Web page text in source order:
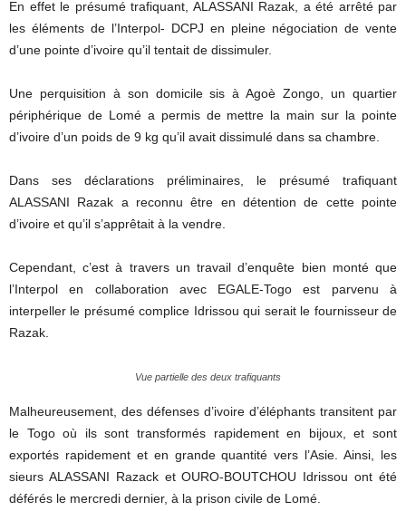
En effet le présumé trafiquant, ALASSANI Razak , a été arrêté par
les éléments de l’Interpol- DCPJ en pleine négociation de vente
d’une pointe d’ivoire qu’il tentait de dissimuler.
Une perquisition à son domicile sis àAgoè Zongo , un quartier
périphérique de Lomé a permis de mettre la main sur la pointe
d’ivoire d’un poids de 9 kg qu’il avait dissimulé dans sa chambre.
Dans ses déclarations préliminaires, le présumé trafiquant
ALASSANI
Razak a reconnu être en détention de cette pointe
d’ivoire et qu’il s’apprêtait à la vendre.
Cependant, c’est à travers un travail d’enquête bien monté que
l’Interpol en collaboration avec EGALE-Togo est parvenu à
interpeller le présumé complice Idrissou qui serait le fournisseur de
Razak
Vue partielle des deux trafiquants
Malheureusement, des défenses d’ivoire d’éléphants transitent par
le Togo où ils sont transformés rapidement en bijoux, et sont
exportés rapidement et en grande quantité vers l’Asie.
Ainsi, les
sieurs ALASSANI RazacketOURO-BOUTCHOU Idrissou ont été
déférés le mercredi dernier, à la prison civile de Lomé.